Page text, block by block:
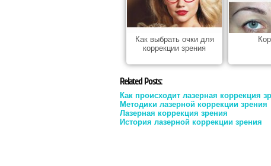
Как выбрать очки для
коррекции зрения
Related Posts:
Как происходит лазерная коррекция
Методики лазерной коррекции зрения
Лазерная коррекция зрения
История лазерной коррекции зрения